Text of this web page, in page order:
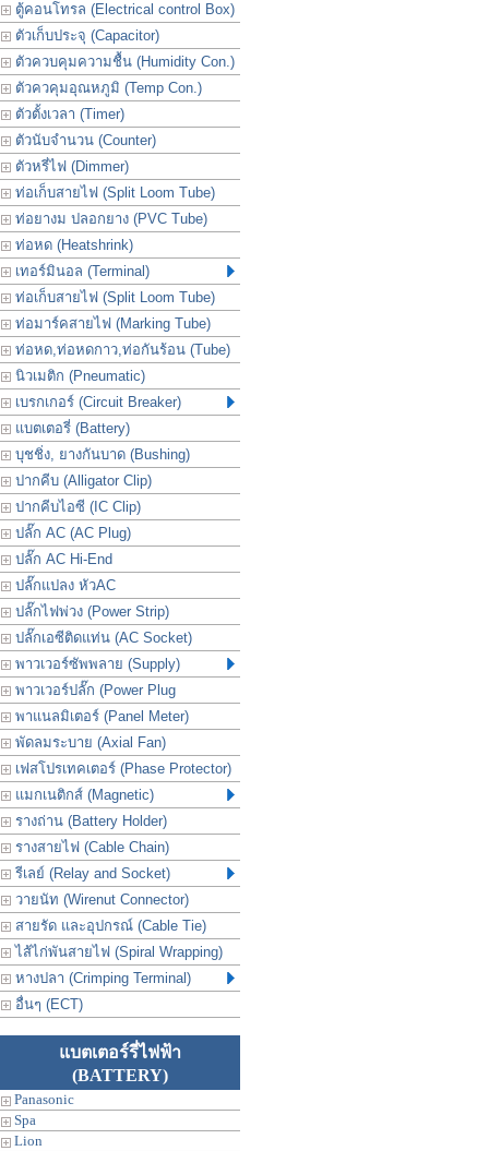
ตู้คอนโทรล (Electrical control Box)
ตัวเก็บประจุ (Capacitor)
ตัวควบคุมความชื้น (Humidity Con.)
ตัวควคุมอุณหภูมิ (Temp Con.)
ตัวตั้งเวลา (Timer)
ตัวนับจำนวน (Counter)
ตัวหรี่ไฟ (Dimmer)
ท่อเก็บสายไฟ (Split Loom Tube)
ท่อยางม ปลอกยาง (PVC Tube)
ท่อหด (Heatshrink)
เทอร์มินอล (Terminal)
ท่อเก็บสายไฟ (Split Loom Tube)
ท่อมาร์คสายไฟ (Marking Tube)
ท่อหด,ท่อหดกาว,ท่อกันร้อน (Tube)
นิวเมติก (Pneumatic)
เบรกเกอร์ (Circuit Breaker)
แบตเตอรี่ (Battery)
บุชชิ่ง, ยางกันบาด (Bushing)
ปากคีบ (Alligator Clip)
ปากคีบไอซี (IC Clip)
ปลั๊ก AC (AC Plug)
ปลั๊ก AC Hi-End
ปลั๊กแปลง หัวAC
ปลั๊กไฟพ่วง (Power Strip)
ปลั๊กเอซีติดแท่น (AC Socket)
พาวเวอร์ซัพพลาย (Supply)
พาวเวอร์ปลั๊ก (Power Plug
พาแนลมิเตอร์ (Panel Meter)
พัดลมระบาย (Axial Fan)
เฟสโปรเทคเตอร์ (Phase Protector)
แมกเนติกส์ (Magnetic)
รางถ่าน (Battery Holder)
รางสายไฟ (Cable Chain)
รีเลย์ (Relay and Socket)
วายนัท (Wirenut Connector)
สายรัด และอุปกรณ์ (Cable Tie)
ไส้ไก่พันสายไฟ (Spiral Wrapping)
หางปลา (Crimping Terminal)
อื่นๆ (ECT)
แบตเตอร์รี่ไฟฟ้า
(BATTERY)
Panasonic
Spa
Lion